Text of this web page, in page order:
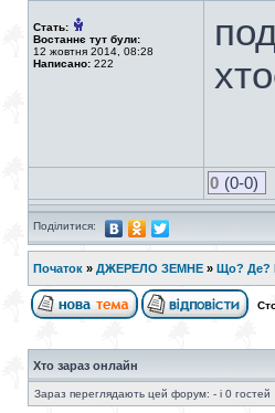
Стать:
Востаннє тут були:
12 жовтня 2014, 08:28
Написано: 222
0 (0-0)
Поділитися:
Початок » ДЖЕРЕЛО ЗЕМНЕ » Що? Де?
Хто зараз онлайн
Зараз переглядають цей форум: - і 0 гостей